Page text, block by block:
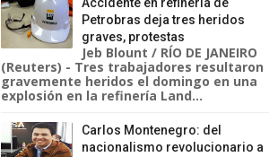
Petrobras deja tres heridos
graves, protestas
Jeb Blount / RÍO DE JANEIRO
(Reuters) - Tres trabajadores resultaron
gravemente heridos el domingo en una
explosión en la refinería Land...
Carlos Montenegro: del
nacionalismo revolucionario a